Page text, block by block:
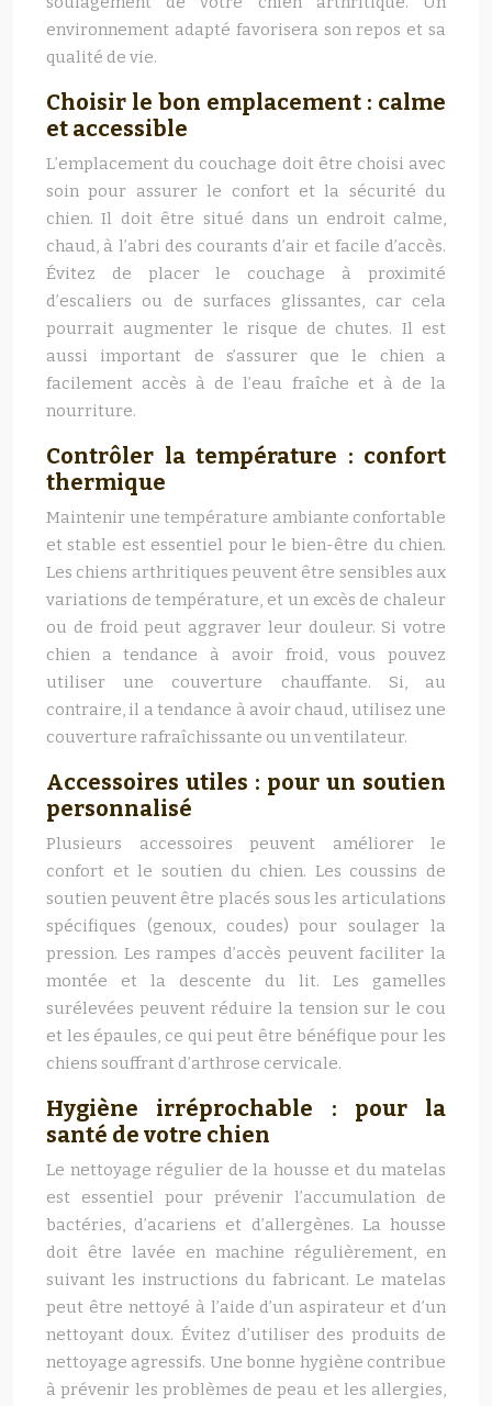
environnement adapté favorisera son repos et sa
qualité de vie.
Choisir le bon emplacement : calme
et accessible
L’emplacement du couchage doit être choisi avec
soin pour assurer le confort et la sécurité du
chien. Il doit être situé dans un endroit calme,
chaud, à l’abri des courants d’air et facile d’accès.
Évitez de placer le couchage à proximité
d’escaliers ou de surfaces glissantes, car cela
pourrait augmenter le risque de chutes. Il est
aussi important de s’assurer que le chien a
facilement accès à de l’eau fraîche et à de la
nourriture.
Contrôler la température : confort
thermique
Maintenir une température ambiante confortable
et stable est essentiel pour le bien-être du chien.
Les chiens arthritiques peuvent être sensibles aux
variations de température, et un excès de chaleur
ou de froid peut aggraver leur douleur. Si votre
chien a tendance à avoir froid, vous pouvez
utiliser une couverture chauffante. Si, au
contraire, il a tendance à avoir chaud, utilisez une
couverture rafraîchissante ou un ventilateur.
Accessoires utiles : pour un soutien
personnalisé
Plusieurs accessoires peuvent améliorer le
confort et le soutien du chien. Les coussins de
soutien peuvent être placés sous les articulations
spécifiques (genoux, coudes) pour soulager la
pression. Les rampes d’accès peuvent faciliter la
montée et la descente du lit. Les gamelles
surélevées peuvent réduire la tension sur le cou
et les épaules, ce qui peut être bénéfique pour les
chiens souffrant d’arthrose cervicale.
Hygiène irréprochable : pour la
santé de votre chien
Le nettoyage régulier de la housse et du matelas
est essentiel pour prévenir l’accumulation de
bactéries, d’acariens et d’allergènes. La housse
doit être lavée en machine régulièrement, en
suivant les instructions du fabricant. Le matelas
peut être nettoyé à l’aide d’un aspirateur et d’un
nettoyant doux. Évitez d’utiliser des produits de
nettoyage agressifs. Une bonne hygiène contribue
à prévenir les problèmes de peau et les allergies,